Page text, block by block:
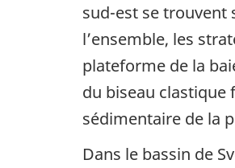
sud-est se trouvent
l’ensemble, les
plateforme de la
du biseau clastique
sédimentaire de la
Dans le bassin de